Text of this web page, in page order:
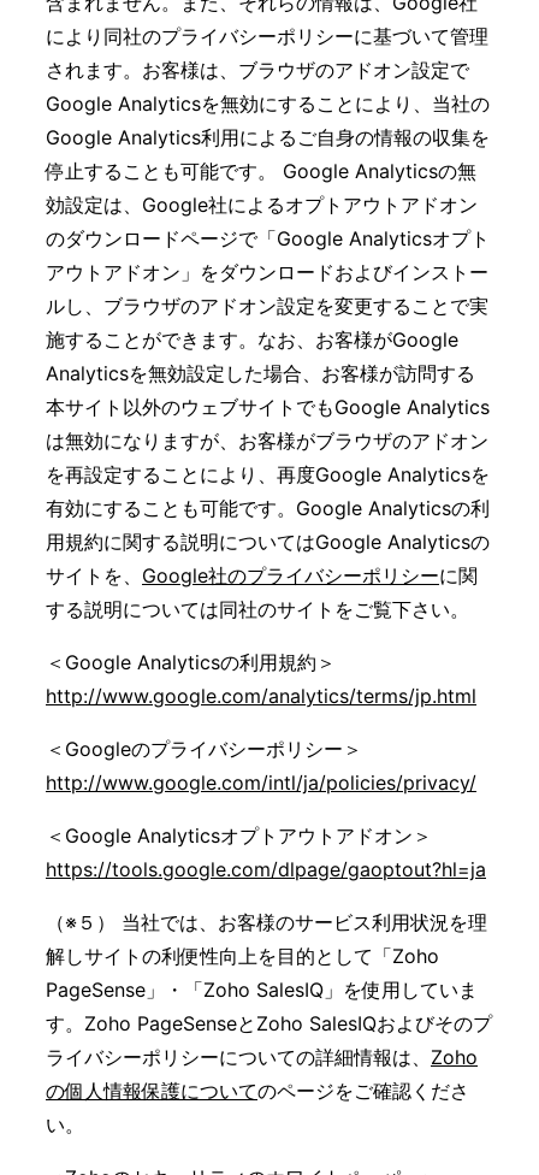
により同社のプライバシーポリシーに基づいて管理
されます。お客様は、ブラウザのアドオン設定で
Google Analyticsを無効にすることにより、当社の
Google Analytics利用によるご自身の情報の収集を
停止することも可能です。 Google Analyticsの無
効設定は、Google社によるオプトアウトアドオン
のダウンロードページで「Google Analyticsオプト
アウトアドオン」をダウンロードおよびインストー
ルし、ブラウザのアドオン設定を変更することで実
施することができます。なお、お客様がGoogle
Analyticsを無効設定した場合、お客様が訪問する
本サイト以外のウェブサイトでもGoogle Analytics
は無効になりますが、お客様がブラウザのアドオン
を再設定することにより、再度Google Analyticsを
有効にすることも可能です。Google Analyticsの利
用規約に関する説明についてはGoogle Analyticsの
サイトを、 Google社のプライバシーポリシーに関
する説明については同社のサイトをご覧下さい。
＜Google Analyticsの利用規約＞
http://www.google.com/analytics/terms/jp.html
＜Googleのプライバシーポリシー＞
http://www.google.com/intl/ja/policies/privacy/
＜Google Analyticsオプトアウトアドオン＞
https://tools.google.com/dlpage/gaoptout?hl=ja
（※５） 当社では、お客様のサービス利用状況を理
解しサイトの利便性向上を目的として「Zoho
PageSense」・「Zoho SalesIQ」を使用していま
す。Zoho PageSenseとZoho SalesIQおよびそのプ
ライバシーポリシーについての詳細情報は、 Zoho
の個人情報保護についてのページをご確認くださ
い。